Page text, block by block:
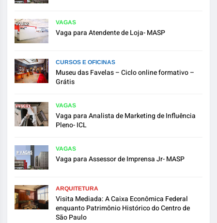
VAGAS
Vaga para Atendente de Loja- MASP
CURSOS E OFICINAS
Museu das Favelas – Ciclo online formativo –
Grátis
VAGAS
Vaga para Analista de Marketing de Influência
Pleno- ICL
VAGAS
Vaga para Assessor de Imprensa Jr- MASP
ARQUITETURA
Visita Mediada: A Caixa Econômica Federal
enquanto Patrimônio Histórico do Centro de
São Paulo